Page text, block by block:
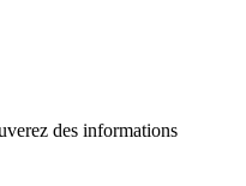
des informations